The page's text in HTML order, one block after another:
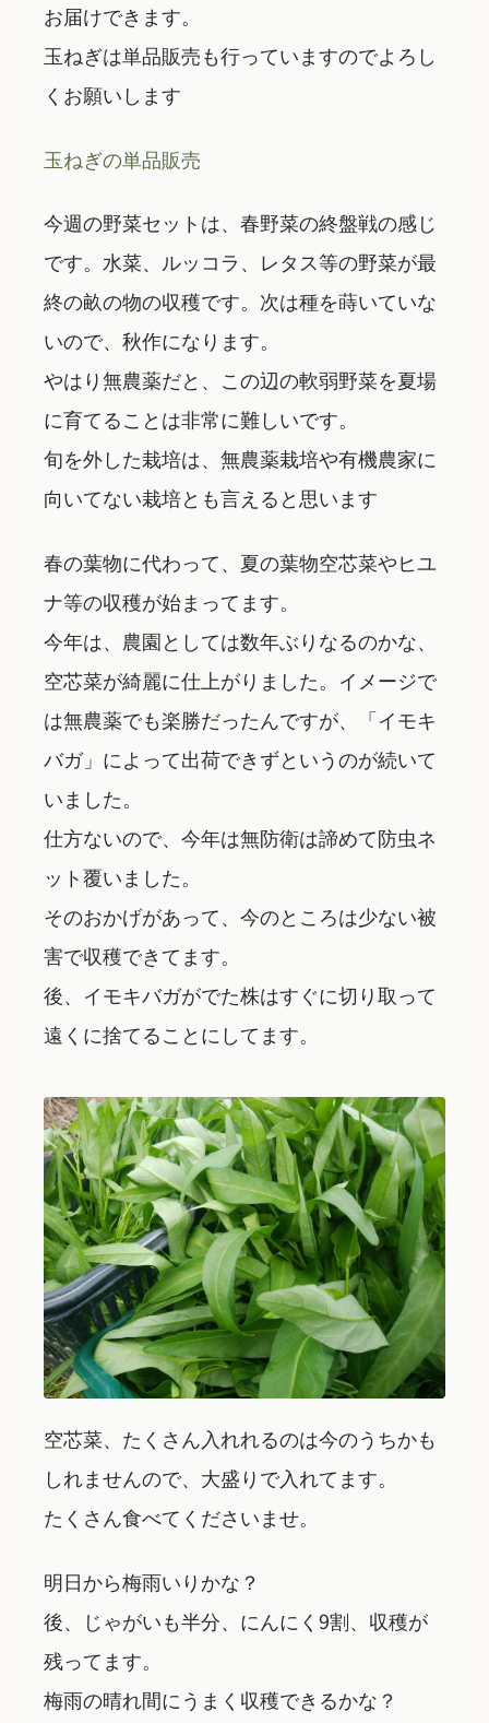
お届けできます。
玉ねぎは単品販売も行っていますのでよろし
くお願いします
玉ねぎの単品販売
今週の野菜セットは、春野菜の終盤戦の感じ
です。水菜、ルッコラ、レタス等の野菜が最
終の畝の物の収穫です。次は種を蒔いていな
いので、秋作になります。
やはり無農薬だと、この辺の軟弱野菜を夏場
に育てることは非常に難しいです。
旬を外した栽培は、無農薬栽培や有機農家に
向いてない栽培とも言えると思います
春の葉物に代わって、夏の葉物空芯菜やヒユ
ナ等の収穫が始まってます。
今年は、農園としては数年ぶりなるのかな、
空芯菜が綺麗に仕上がりました。イメージで
は無農薬でも楽勝だったんですが、「イモキ
バガ」によって出荷できずというのが続いて
いました。
仕方ないので、今年は無防衛は諦めて防虫ネ
ット覆いました。
そのおかげがあって、今のところは少ない被
害で収穫できてます。
後、イモキバガがでた株はすぐに切り取って
遠くに捨てることにしてます。
空芯菜、たくさん入れれるのは今のうちかも
しれませんので、大盛りで入れてます。
たくさん食べてくださいませ。
明日から梅雨いりかな？
後、じゃがいも半分、にんにく9割、収穫が
残ってます。
梅雨の晴れ間にうまく収穫できるかな？